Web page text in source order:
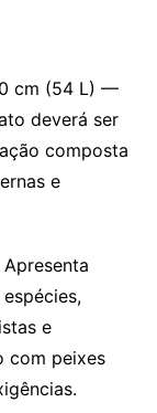
cm (54 L) —
deverá ser
composta
e
Apresenta
e
com peixes